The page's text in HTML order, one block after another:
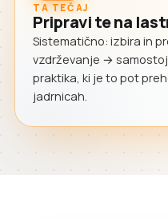
TA TEČAJ
Pripravi te na
Sistematično: izbira in
vzdrževanje →
praktika, ki je to pot
jadrnicah.